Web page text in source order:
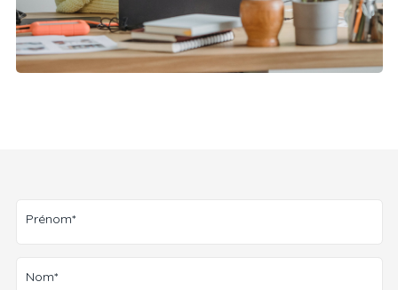
Prénom*
Nom*